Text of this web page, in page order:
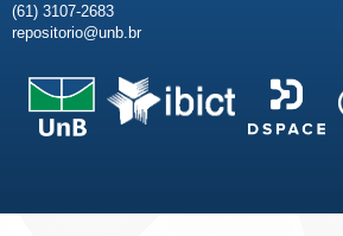
(61) 3107-2683
repositorio@unb.br